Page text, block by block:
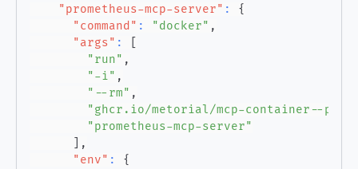
"prometheus-mcp-server" :
{
"command" : "docker" ,
"args" :
"run" ,
"-i" ,
"--rm" ,
"ghcr.io/metorial/mcp-container--
"prometheus-mcp-server"
,
"env" :
{